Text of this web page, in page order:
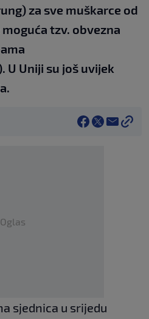
za sve muškarce od
tzv. obvezna
Uniji su još uvijek
Oglas
sjednica u srijedu